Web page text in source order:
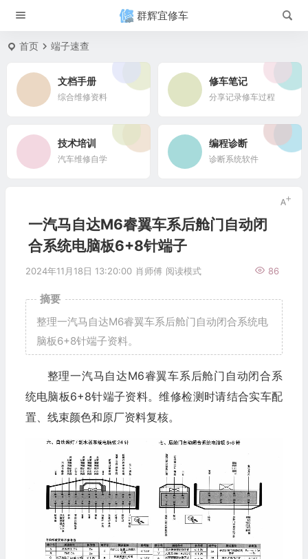
群辉宜修车
首页 端子速查
文档手册
综合维修资料
修车笔记
分享记录修车过程
技术培训
汽车维修自学
编程诊断
诊断系统软件
一汽马自达M6睿翼车系后舱门自动闭
合系统电脑板6+8针端子
2024年11月18日 13:20:00 肖师傅 86
阅读模式
摘要
整理一汽马自达M6睿翼车系后舱门自动闭合系统电
脑板6+8针端子资料。
整理一汽马自达M6睿翼车系后舱门自动闭合系
统电脑板6+8针端子资料。维修检测时请结合实车配
置、线束颜色和原厂资料复核。